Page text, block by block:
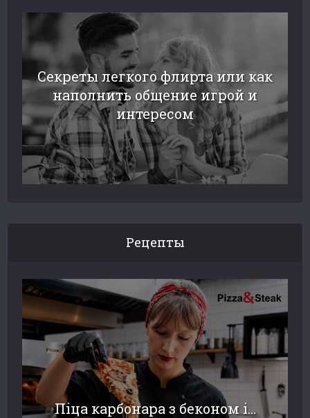
Секреты легкого флирта или как
наполнить общение игрой и
интересом
Рецепты
Піца карбонара з беконом і...